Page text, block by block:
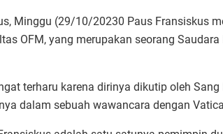
Minggu (29/10/20230 Paus Fransiskus
OFM, yang merupakan seorang
terharu karena dirinya dikutip oleh Sang
dalam sebuah wawancara dengan